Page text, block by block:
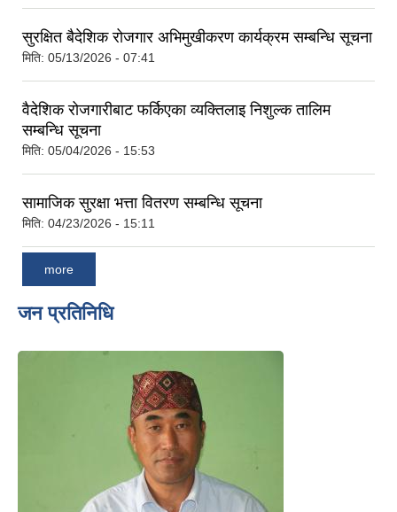
सुरक्षित बैदेशिक रोजगार अभिमुखीकरण कार्यक्रम सम्बन्धि सूचना
मिति: 05/13/2026 - 07:41
वैदेशिक रोजगारीबाट फर्किएका व्यक्तिलाइ निशुल्क तालिम
सम्बन्धि सूचना
मिति: 05/04/2026 - 15:53
सामाजिक सुरक्षा भत्ता वितरण सम्बन्धि सूचना
मिति: 04/23/2026 - 15:11
more
जन प्रतिनिधि